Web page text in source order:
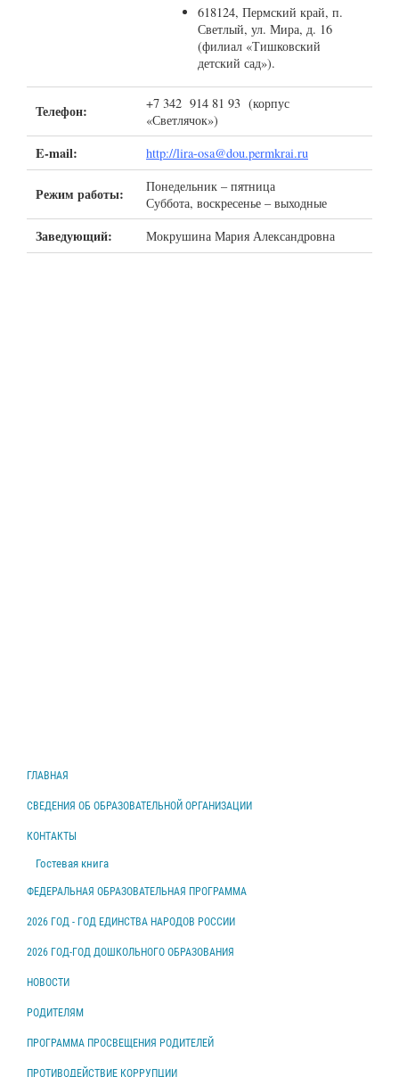
618124, Пермский край, п.
Светлый, ул. Мира, д. 16
(филиал «Тишковский
детский сад»).
Телефон:
+7 342 914 81 93 (корпус
«Светлячок»)
E-mail: http://lira-osa@dou.permkrai.ru
Режим работы:
Понедельник – пятница
Суббота, воскресенье – выходные
Заведующий: Мокрушина Мария Александровна
ГЛАВНАЯ
СВЕДЕНИЯ ОБ ОБРАЗОВАТЕЛЬНОЙ ОРГАНИЗАЦИИ
КОНТАКТЫ
Гостевая книга
ФЕДЕРАЛЬНАЯ ОБРАЗОВАТЕЛЬНАЯ ПРОГРАММА
2026 ГОД - ГОД ЕДИНСТВА НАРОДОВ РОССИИ
2026 ГОД-ГОД ДОШКОЛЬНОГО ОБРАЗОВАНИЯ
НОВОСТИ
РОДИТЕЛЯМ
ПРОГРАММА ПРОСВЕЩЕНИЯ РОДИТЕЛЕЙ
ПРОТИВОДЕЙСТВИЕ КОРРУПЦИИ